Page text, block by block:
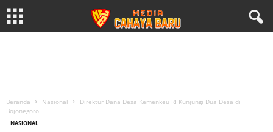
Beranda Nasional
Direktur Dana Desa Kemenkeu RI Kunjungi Dua Desa di
Bojonegoro
NASIONAL